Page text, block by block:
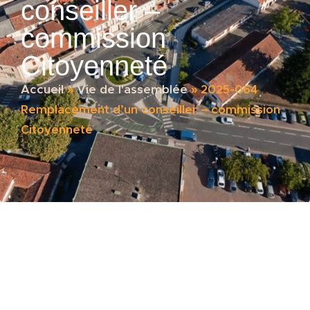
conseiller –
commission
Citoyenneté
Accueil»Vie de l'assemblée»2025-064
Remplacement d’un conseiller – commission
Citoyenneté